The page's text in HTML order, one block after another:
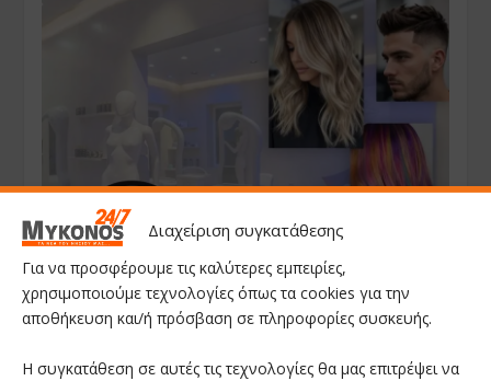
Διαχείριση συγκατάθεσης
Για να προσφέρουμε τις καλύτερες εμπειρίες,
χρησιμοποιούμε τεχνολογίες όπως τα cookies για την
αποθήκευση και/ή πρόσβαση σε πληροφορίες συσκευής.
Η συγκατάθεση σε αυτές τις τεχνολογίες θα μας επιτρέψει να